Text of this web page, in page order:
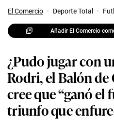
El Comercio · Deporte Total ·
Añadir El Comercio
¿Pudo jugar con
Rodri, el Balón de
cree que “ganó el
triunfo que